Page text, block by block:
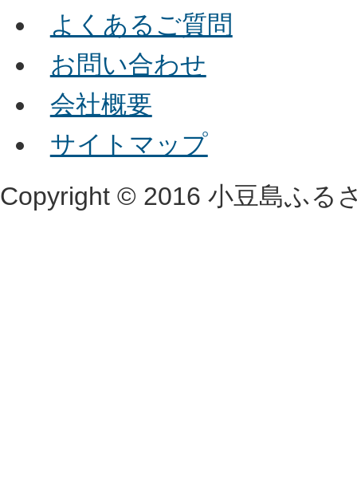
よくあるご質問
お問い合わせ
会社概要
サイトマップ
Copyright © 2016 小豆島ふる